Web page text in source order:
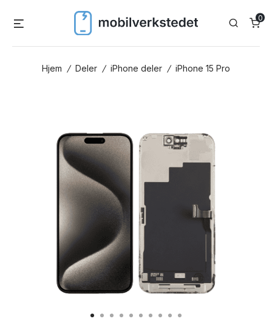
Search
0
Hjem / Deler / iPhone deler / iPhone 15 Pro